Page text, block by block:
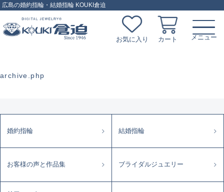
広島の婚約指輪・結婚指輪 KOUKI倉迫
お気に入り カート
archive.php
婚約指輪 結婚指輪
お客様の声と作品集 ブライダルジュエリー